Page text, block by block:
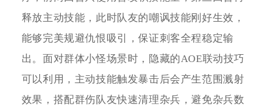
释放主动技能，此时队友的嘲讽技能刚好生效，
能够完美规避仇恨吸引，保证刺客全程稳定输
出。面对群体小怪场景时，隐藏的AOE联动技巧
可以利用，主动技能触发暴击后会产生范围溅射
效果，搭配群伤队友快速清理杂兵，避免杂兵数